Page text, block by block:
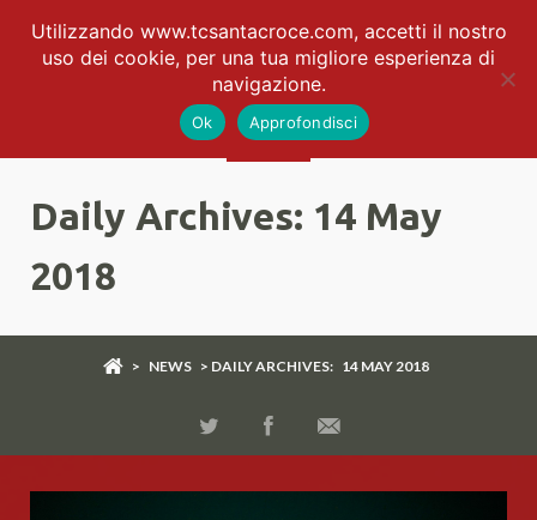
Daily Archives: 14 May
2018
> NEWS > DAILY ARCHIVES: 14 MAY 2018
Utilizzando www.tcsantacroce.com, accetti il nostro
uso dei cookie, per una tua migliore esperienza di
navigazione.
Ok Approfondisci